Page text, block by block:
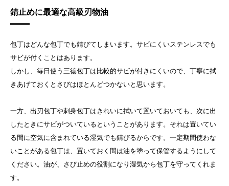
錆止めに最適な高級刃物油
包丁はどんな包丁でも錆びてしまいます。サビにくいステンレスでも
サビが付くことはあります。
しかし、毎日使う三徳包丁は比較的サビが付きにくいので、丁寧に拭
きあげておくとさびはほとんどつかないと思います。
一方、出刃包丁や刺身包丁はきれいに拭いて置いておいても、次に出
したときにサビがついているということがあります。それは置いてい
る間に空気に含まれている湿気でも錆びるからです。一定期間使わな
いことがある包丁は、置いておく間は油を塗って保管するようにして
ください。油が、さび止めの役割になり湿気から包丁を守ってくれま
す。